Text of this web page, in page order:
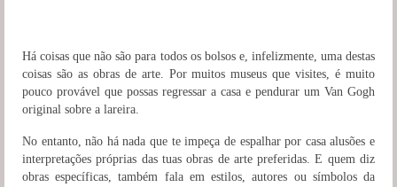
Há coisas que não são para todos os bolsos e, infelizmente, uma destas
coisas são as obras de arte. Por muitos museus que visites, é muito
pouco provável que possas regressar a casa e pendurar um Van Gogh
original sobre a lareira.
No entanto, não há nada que te impeça de espalhar por casa alusões e
interpretações próprias das tuas obras de arte preferidas. E quem diz
obras específicas, também fala em estilos, autores ou símbolos da